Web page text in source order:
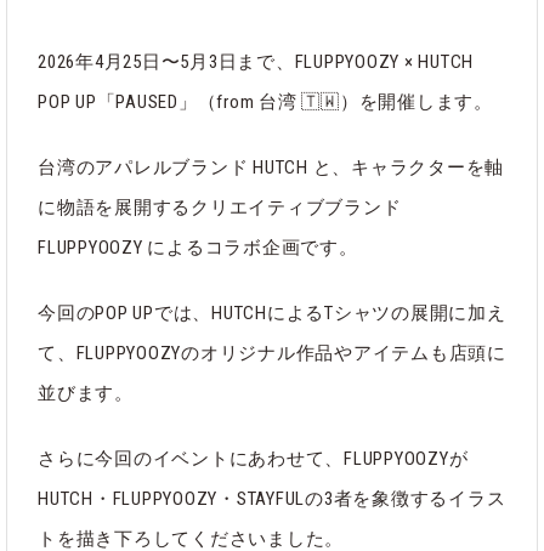
2026年4月25日〜5月3日まで、FLUPPYOOZY × HUTCH
POP UP「PAUSED」（from 台湾 🇹🇼）を開催します。
台湾のアパレルブランド HUTCH と、キャラクターを軸
に物語を展開するクリエイティブブランド
FLUPPYOOZY によるコラボ企画です。
今回のPOP UPでは、HUTCHによるTシャツの展開に加え
て、FLUPPYOOZYのオリジナル作品やアイテムも店頭に
並びます。
さらに今回のイベントにあわせて、FLUPPYOOZYが
HUTCH・FLUPPYOOZY・STAYFULの3者を象徴するイラス
トを描き下ろしてくださいました。